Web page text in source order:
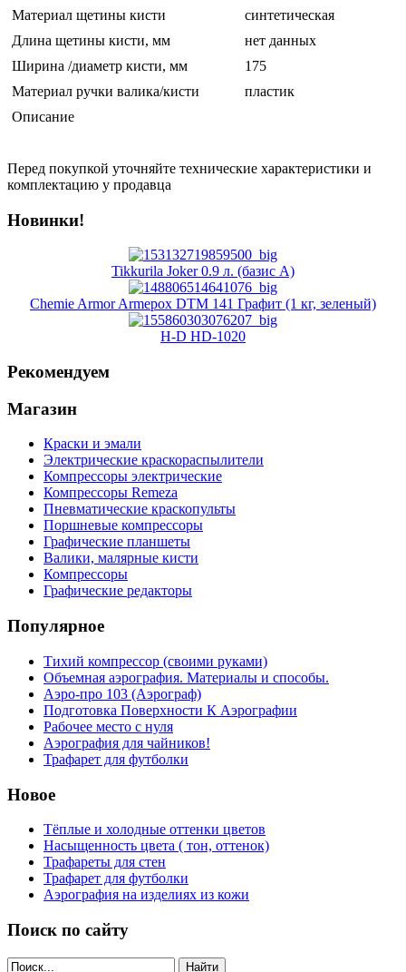
Материал щетины кисти
синтетическая
Длина щетины кисти, мм
нет данных
Ширина /диаметр кисти, мм
175
Материал ручки валика/кисти
пластик
Описание
Перед покупкой уточняйте технические характеристики и
комплектацию у продавца
Новинки!
Tikkurila Joker 0.9 л. (базис A)
Chemie Armor Armepox DTM 141 Графит (1 кг, зеленый)
H-D HD-1020
Рекомендуем
Магазин
Краски и эмали
Электрические краскораспылители
Компрессоры электрические
Компрессоры Remeza
Пневматические краскопульты
Поршневые компрессоры
Графические планшеты
Валики, малярные кисти
Компрессоры
Графические редакторы
Популярное
Тихий компрессор (своими руками)
Объемная аэрография. Материалы и способы.
Аэро-про 103 (Аэрограф)
Подготовка Поверхности К Аэрографии
Рабочее место с нуля
Аэрография для чайников!
Трафарет для футболки
Новое
Тёплые и холодные оттенки цветов
Насыщенность цвета ( тон, оттенок)
Трафареты для стен
Трафарет для футболки
Аэрография на изделиях из кожи
Поиск по сайту
Найти